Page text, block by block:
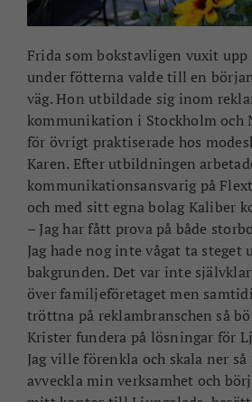
Frida som bokstavligen vuxit
under fötterna valde till en
väg. Hon utbildade sig inom
kommunikation i Stockholm och
för övrigt praktiserade hos
Karen. Efter utbildningen
kommunikationsansvarig på
och med sitt egna bolag Kaliber
– Jag har fått prova på både
Jag hade nog inte vågat ta steget
bakgrunden. Det var inte
över familjeföretaget men
tröttna på reklambranschen så
Krister fundera på lösningar för
Jag ville förenkla och skala ner
avveckla min verksamhet och